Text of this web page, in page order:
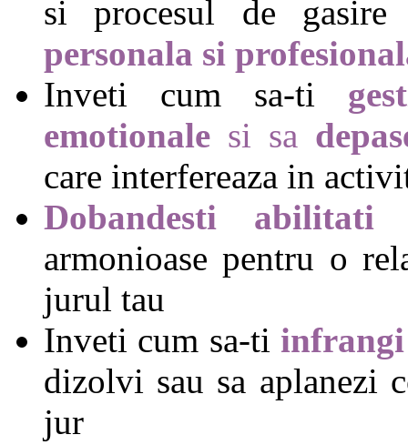
si procesul de
personala si
Inveti cum sa-ti
emotionale si sa depas
care interfereaza in
Dobandesti abilitati
armonioase pentru o
jurul tau
Inveti cum sa-ti
dizolvi sau sa aplanezi
jur